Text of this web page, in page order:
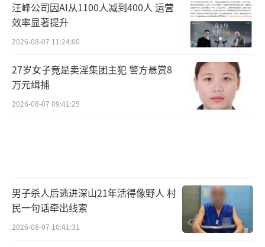
汪峰公司因AI从1100人减到400人 运营
效率显著提升
2026-08-07 11:24:00
27岁女子竟是卖淫集团主犯 警方悬赏8
万元缉捕
2026-08-07 09:41:25
男子杀人后逃进深山21年活得像野人 村
民一句话牵出线索
2026-08-07 10:41:31